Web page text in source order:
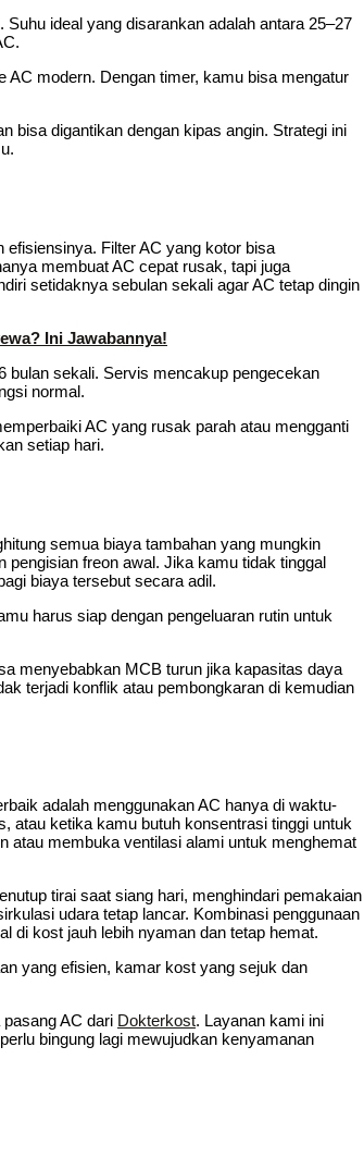
ideal yang disarankan adalah antara 25–27
AC modern. Dengan timer, kamu bisa mengatur
bisa digantikan dengan kipas angin. Strategi ini
efisiensinya. Filter AC yang kotor bisa
membuat AC cepat rusak, tapi juga
setidaknya sebulan sekali agar AC tetap dingin
Ini Jawabannya!
bulan sekali. Servis mencakup pengecekan
normal.
AC yang rusak parah atau mengganti
setiap hari.
semua biaya tambahan yang mungkin
pengisian freon awal. Jika kamu tidak tinggal
biaya tersebut secara adil.
harus siap dengan pengeluaran rutin untuk
menyebabkan MCB turun jika kapasitas daya
terjadi konflik atau pembongkaran di kemudian
adalah menggunakan AC hanya di waktu-
atau ketika kamu butuh konsentrasi tinggi untuk
atau membuka ventilasi alami untuk menghemat
tirai saat siang hari, menghindari pemakaian
udara tetap lancar. Kombinasi penggunaan
di kost jauh lebih nyaman dan tetap hemat.
yang efisien, kamar kost yang sejuk dan
AC dari Dokterkost. Layanan kami ini
bingung lagi mewujudkan kenyamanan